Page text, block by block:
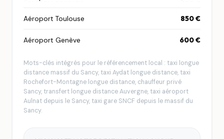
Aéroport Toulouse 850 €
Aéroport Genève 600 €
Mots-clés intégrés pour le référencement local : taxi longue
distance massif du Sancy, taxi Aydat longue distance, taxi
Rochefort-Montagne longue distance, chauffeur privé
Sancy, transfert longue distance Auvergne, taxi aéroport
Aulnat depuis le Sancy, taxi gare SNCF depuis le massif du
Sancy.